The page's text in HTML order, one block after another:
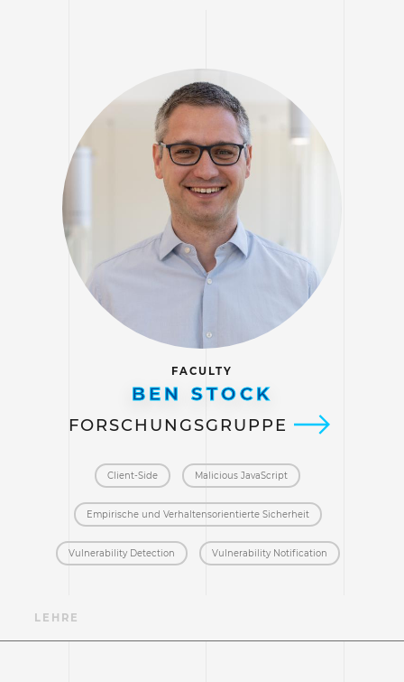
FACULTY
BEN STOCK
FORSCHUNGSGRUPPE
Client-Side Malicious JavaScript
Empirische und Verhaltensorientierte Sicherheit
Vulnerability Detection Vulnerability Notification
LEHRE